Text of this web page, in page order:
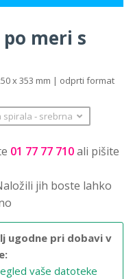
meri s
x 353 mm | odprti format
spirala ‐ srebrna
01 77 77 710ali pišite
jih boste lahko
ugodne pri dobavi v
vaše datoteke